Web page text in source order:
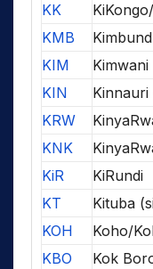
KK
KMB
KIM
Kimwani
KIN
KRW
KNK
KiR
KiRundi
KT
Kituba
KOH
Koho/
KBO
Kok